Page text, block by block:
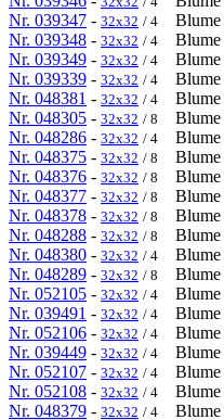
Nr. 039347 - 32x32 / 4 Blume
Nr. 039348 - 32x32 / 4 Blume
Nr. 039349 - 32x32 / 4 Blume
Nr. 039339 - 32x32 / 4 Blume
Nr. 048381 - 32x32 / 4 Blume
Nr. 048305 - 32x32 / 8 Blume
Nr. 048286 - 32x32 / 4 Blume
Nr. 048375 - 32x32 / 8 Blume
Nr. 048376 - 32x32 / 8 Blume
Nr. 048377 - 32x32 / 8 Blume
Nr. 048378 - 32x32 / 8 Blume
Nr. 048288 - 32x32 / 8 Blume
Nr. 048380 - 32x32 / 4 Blume
Nr. 048289 - 32x32 / 8 Blume
Nr. 052105 - 32x32 / 4 Blume
Nr. 039491 - 32x32 / 4 Blume
Nr. 052106 - 32x32 / 4 Blume
Nr. 039449 - 32x32 / 4 Blume
Nr. 052107 - 32x32 / 4 Blume
Nr. 052108 - 32x32 / 4 Blume
Nr. 048379 - 32x32 / 4 Blume